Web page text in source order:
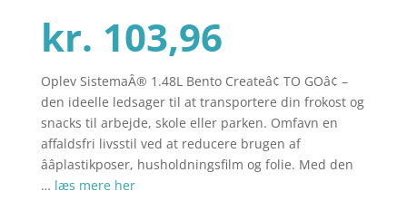
pris
var:
kr. 103,96Den
aktuelle
pris
Oplev SistemaÂ® 1.48L Bento Createâ¢ TO GOâ¢ –
den ideelle ledsager til at transportere din frokost og
snacks til arbejde, skole eller parken. Omfavn en
affaldsfri livsstil ved at reducere brugen af
ââplastikposer, husholdningsfilm og folie. Med den
… læs mere her